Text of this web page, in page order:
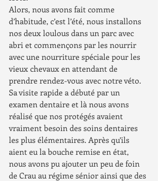
Alors, nous avons fait comme
d’habitude, c’est l’été, nous installons
nos deux loulous dans un parc avec
abri et commençons par les nourrir
avec une nourriture spéciale pour les
vieux chevaux en attendant de
prendre rendez-vous avec notre véto.
Sa visite rapide a débuté par un
examen dentaire et là nous avons
réalisé que nos protégés avaient
vraiment besoin des soins dentaires
les plus élémentaires. Après qu’ils
aient eu la bouche remise en état,
nous avons pu ajouter un peu de foin
de Crau au régime sénior ainsi que des